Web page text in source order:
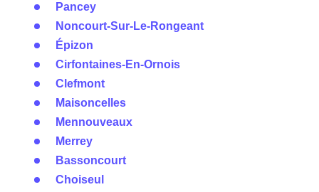
Pancey
Noncourt-Sur-Le-Rongeant
Épizon
Cirfontaines-En-Ornois
Clefmont
Maisoncelles
Mennouveaux
Merrey
Bassoncourt
Choiseul